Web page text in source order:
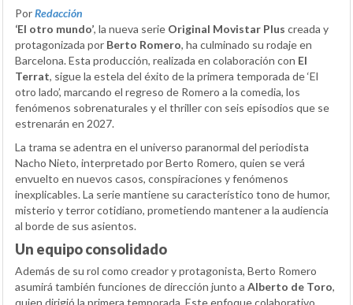
PorRedacción
‘El otro mundo’, la nueva serie Original Movistar Plus creada y
protagonizada por Berto Romero, ha culminado su rodaje en
Barcelona. Esta producción, realizada en colaboración con El
Terrat, sigue la estela del éxito de la primera temporada de ‘El
otro lado’, marcando el regreso de Romero a la comedia, los
fenómenos sobrenaturales y el thriller con seis episodios que se
estrenarán en 2027.
La trama se adentra en el universo paranormal del periodista
Nacho Nieto, interpretado por Berto Romero, quien se verá
envuelto en nuevos casos, conspiraciones y fenómenos
inexplicables. La serie mantiene su característico tono de humor,
misterio y terror cotidiano, prometiendo mantener a la audiencia
al borde de sus asientos.
Un equipo consolidado
Además de su rol como creador y protagonista, Berto Romero
asumirá también funciones de dirección junto a Alberto de Toro,
quien dirigió la primera temporada. Este enfoque colaborativo